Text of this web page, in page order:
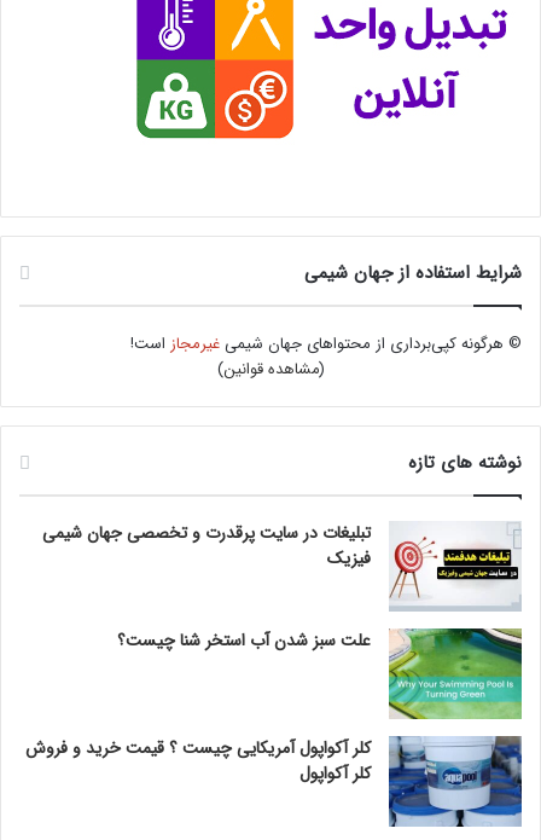
شرایط استفاده از جهان شیمی
© هرگونه کپی‌برداری از محتواهای جهان شیمیغیرمجاز است!
(مشاهده قوانین)
نوشته های تازه
تبلیغات در سایت پرقدرت و تخصصی جهان شیمی
فیزیک
علت سبز شدن آب استخر شنا چیست؟
کلر آکواپول آمریکایی چیست ؟ قیمت خرید و فروش
کلر آکواپول